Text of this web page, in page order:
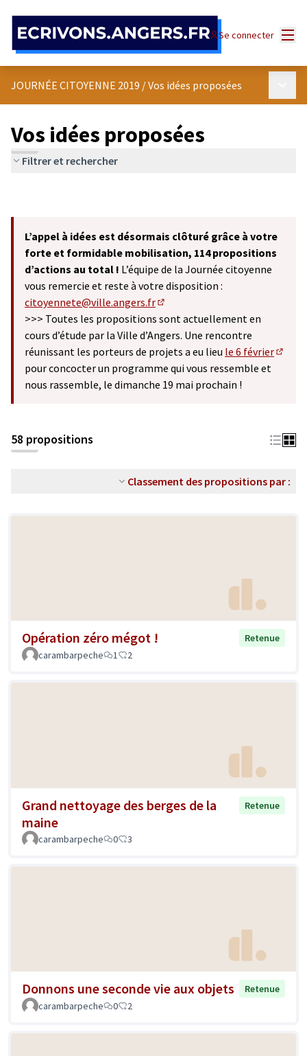
Se connecter
JOURNÉE CITOYENNE 2019 /Vos idées proposées
Vos idées proposées
Filtrer et rechercher
L’appel à idées est désormais clôturé grâce à votre
forte et formidable mobilisation, 114 propositions
d’actions au total ! L’équipe de la Journée citoyenne
vous remercie et reste à votre disposition :
citoyennete@ville.angers.fr
(S'ouvre dans un nouvel onglet)
>>> Toutes les propositions sont actuellement en
cours d’étude par la Ville d’Angers. Une rencontre
réunissant les porteurs de projets a eu lieu le 6 février
pour concocter un programme qui vous ressemble et
nous rassemble, le dimanche 19 mai prochain !
58 propositions
Classement des propositions par :
Opération zéro mégot !
Retenue
carambarpeche
1 2
Grand nettoyage des berges de la
maine
Retenue
carambarpeche 0 3
Donnons une seconde vie aux objets
Retenue
carambarpeche
0 2